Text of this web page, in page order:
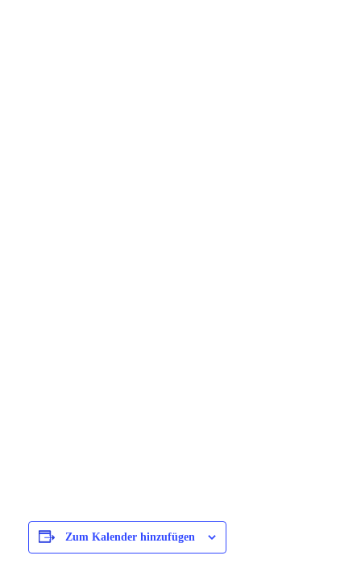
Zum Kalender hinzufügen